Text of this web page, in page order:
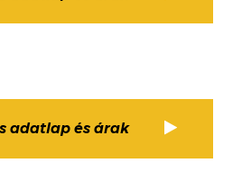
adatlap és árak